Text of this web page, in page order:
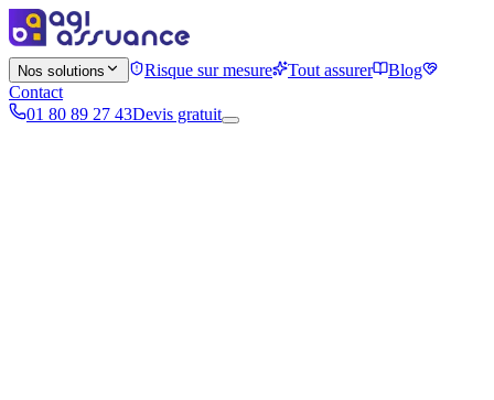
Nos solutions Risque sur mesure Tout assurer
Blog
Contact
01 80 89 27 43Devis gratuit